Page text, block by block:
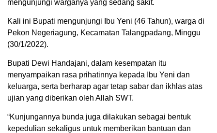
mengunjungi warganya yang sedang sakit.
Kali ini Bupati mengunjungi Ibu Yeni (46 Tahun), warga di
Pekon Negeriagung, Kecamatan Talangpadang, Minggu
(30/1/2022).
Bupati Dewi Handajani, dalam kesempatan itu
menyampaikan rasa prihatinnya kepada Ibu Yeni dan
keluarga, serta berharap agar tetap sabar dan ikhlas atas
ujian yang diberikan oleh Allah SWT.
“Kunjungannya bunda juga dilakukan sebagai bentuk
kepedulian sekaligus untuk memberikan bantuan dan